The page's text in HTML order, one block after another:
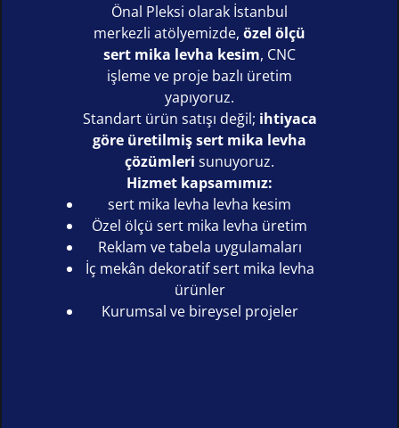
Önal Pleksi olarak İstanbul
merkezli atölyemizde, özel ölçü
sert mika levha kesim, CNC
işleme ve proje bazlı üretim
yapıyoruz.
Standart ürün satışı değil; ihtiyaca
göre üretilmiş sert mika levha
çözümleri sunuyoruz.
Hizmet kapsamımız:
sert mika levha levha kesim
Özel ölçü sert mika levha üretim
Reklam ve tabela uygulamaları
İç mekân dekoratif sert mika levha
ürünler
Kurumsal ve bireysel projeler